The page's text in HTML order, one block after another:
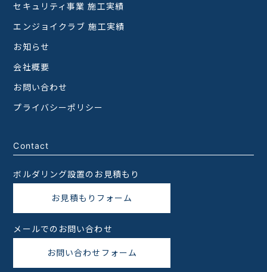
セキュリティ事業 施工実績
エンジョイクラブ 施工実績
お知らせ
会社概要
お問い合わせ
プライバシーポリシー
Contact
ボルダリング設置のお見積もり
お見積もりフォーム
メールでのお問い合わせ
お問い合わせフォーム